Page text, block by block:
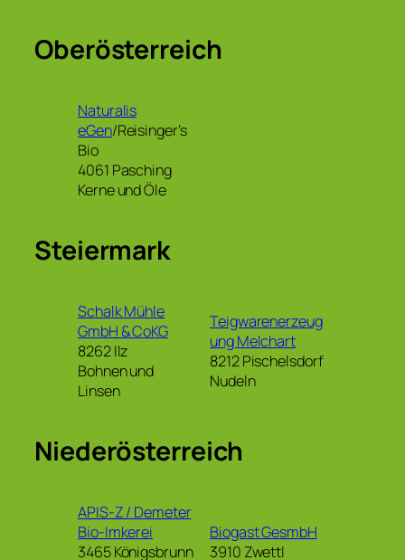
Oberösterreich
Naturalis
eGen/Reisinger’s
Bio
4061 Pasching
Kerne und Öle
Steiermark
Schalk Mühle
GmbH & CoKG
8262 Ilz
Bohnen und
Linsen
Teigwarenerzeug
ung Melchart
8212 Pischelsdorf
Nudeln
Niederösterreich
APIS-Z / Demeter
Bio-Imkerei
3465 Königsbrunn
Biogast GesmbH
3910 Zwettl